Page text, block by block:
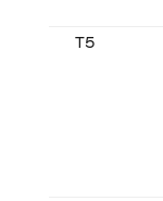
T5